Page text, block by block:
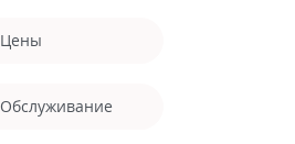
Цены
Обслуживание